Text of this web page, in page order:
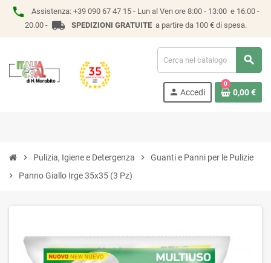
phone Assistenza: +39 090 67 47 15 - Lun al Ven ore 8:00 - 13:00 e 16:00 -
20.00 - local_shipping SPEDIZIONI GRATUITEa partire da 100 € di spesa.
search
person Accedi
0
0,00 €
chevron_right Pulizia, Igiene e Detergenza chevron_right
Guanti e Panni per le Pulizie
chevron_right
Panno Giallo Irge 35x35 (3 Pz)